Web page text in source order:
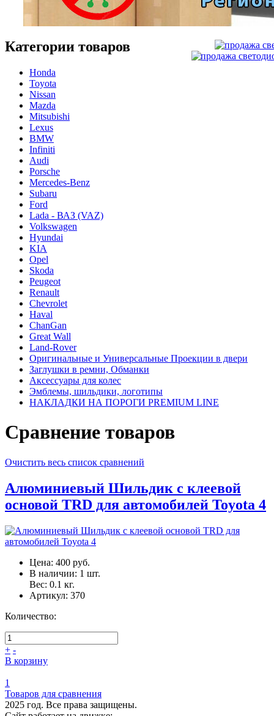
Категории товаров
Honda
Toyota
Nissan
Mazda
Mitsubishi
Lexus
BMW
Infiniti
Audi
Porsche
Mercedes-Benz
Subaru
Ford
Lada - ВАЗ (VAZ)
Volkswagen
Hyundai
KIA
Opel
Skoda
Peugeot
Renault
Chevrolet
Haval
ChanGan
Great Wall
Land-Rover
Оригинальные и Универсальные Проекции в двери
Заглушки в ремни, Обманки
Аксессуары для колес
Эмблемы, шильдики, логотипы
НАКЛАДКИ НА ПОРОГИ PREMIUM LINE
Сравнение товаров
Очистить весь список сравнений
Алюминиевый Шильдик с клеевой
основой TRD для автомобилей Toyota 4
Цена: 400 руб.
В наличии: 1 шт.
Вес: 0.1 кг.
Артикул: 370
Количество:
+ -
В корзину
1
Товаров для сравнения
2025 год. Все права защищены.